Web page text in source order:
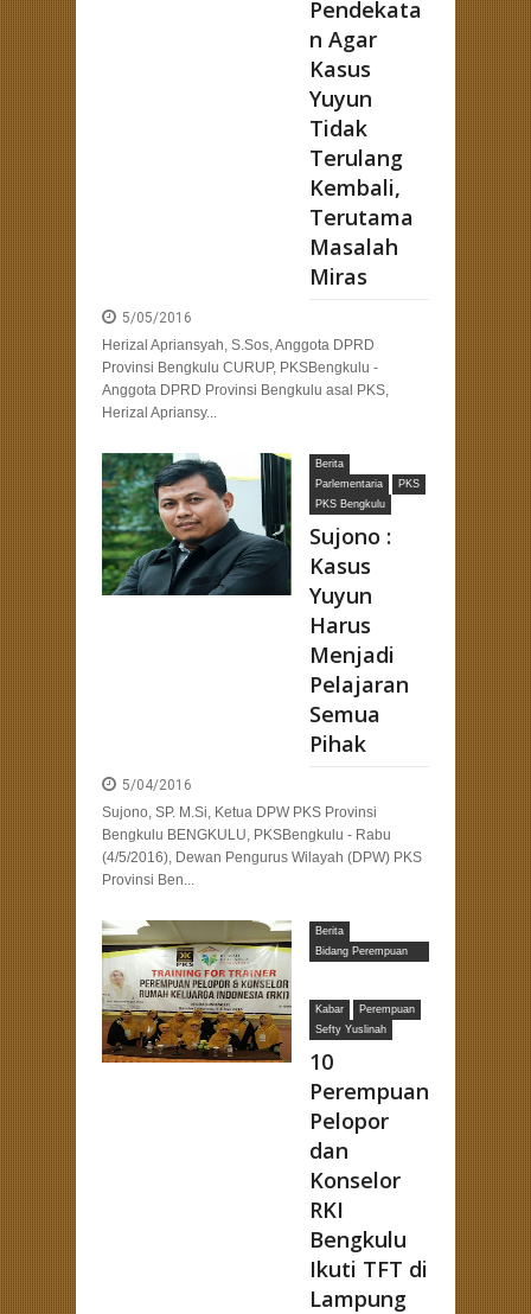
Pendekata
n Agar
Kasus
Yuyun
Tidak
Terulang
Kembali,
Terutama
Masalah
Miras
5/05/2016
Herizal Apriansyah, S.Sos, Anggota DPRD
Provinsi Bengkulu CURUP, PKSBengkulu -
Anggota DPRD Provinsi Bengkulu asal PKS,
Herizal Apriansy...
Berita
Parlementaria
PKS
PKS Bengkulu
Sujono :
Kasus
Yuyun
Harus
Menjadi
Pelajaran
Semua
Pihak
5/04/2016
Sujono, SP. M.Si, Ketua DPW PKS Provinsi
Bengkulu BENGKULU, PKSBengkulu - Rabu
(4/5/2016), Dewan Pengurus Wilayah (DPW) PKS
Provinsi Ben...
Berita
Bidang Perempuan
Kabar
Perempuan
Sefty Yuslinah
10
Perempuan
Pelopor
dan
Konselor
RKI
Bengkulu
Ikuti TFT di
Lampung